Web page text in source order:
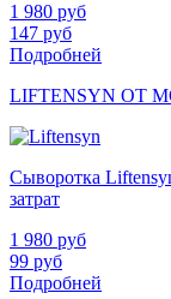
1 980 руб
147 руб
Подробней
LIFTENSYN ОТ
Сыворотка
затрат
1 980 руб
99 руб
Подробней